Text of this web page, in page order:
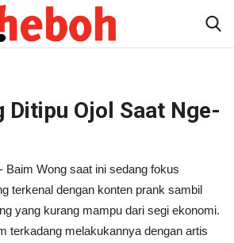
Ditipu Ojol Saat Nge-
Baim Wong saat ini sedang fokus
terkenal dengan konten prank sambil
yang kurang mampu dari segi ekonomi.
terkadang melakukannya dengan artis